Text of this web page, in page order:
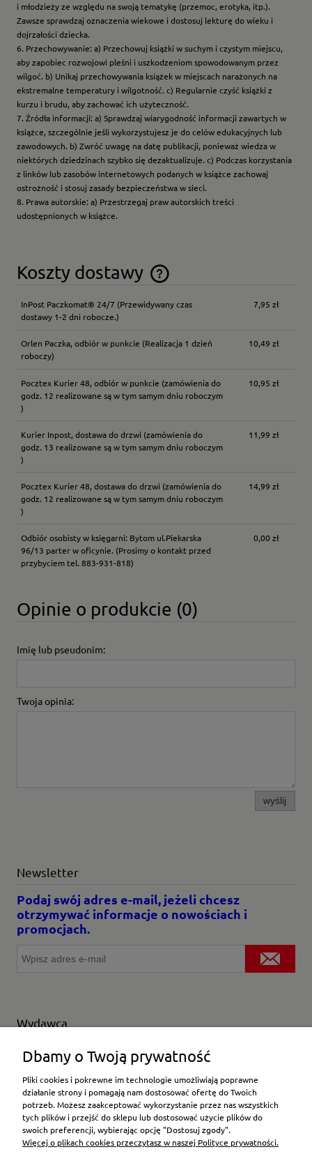
i młodzieży ze względu na swoją tematykę (przemoc, erotyka, itp.).
Zawsze sprawdzaj oznaczenia wiekowe i dostosuj lekturę do wieku i
dojrzałości dziecka.
6. Przechowywanie: a) Przechowuj książki w suchym i czystym miejscu,
aby zapobiec rozwojowi pleśni i uszkodzeniom spowodowanym przez
wilgoć. b) Unikaj przechowywania książek w miejscach narażonych na
ekstremalne temperatury i wilgotność. c) Regularnie czyść książki z
kurzu i brudu, aby zachować ich użyteczność.
7. Źródła informacji: a) Sprawdzaj wiarygodność informacji zawartych w
książce, szczególnie jeśli wykorzystujesz je do celów edukacyjnych lub
zawodowych. b) Zwróć uwagę na datę publikacji, ponieważ wiedza w
niektórych dziedzinach szybko się dezaktualizuje. c) Podczas korzystania
z linków lub zasobów internetowych podanych w książce zachowaj
ostrożność i stosuj zasady bezpieczeństwa w sieci.
8. Prawa autorskie: a) Przestrzegaj praw autorskich treści
udostępnionych w książce.
Koszty dostawy
Cena nie zawiera ewentualnych kosztów płatności
InPost Paczkomat® 24/7 (Przewidywany czas
dostawy 1-2 dni robocze.)
7,95 zł
Orlen Paczka, odbiór w punkcie (Realizacja 1 dzień
roboczy)
10,49 zł
Pocztex Kurier 48, odbiór w punkcie (zamówienia do
godz. 12 realizowane są w tym samym dniu roboczym
)
10,95 zł
Kurier Inpost, dostawa do drzwi (zamówienia do
godz. 13 realizowane są w tym samym dniu roboczym
)
11,99 zł
Pocztex Kurier 48, dostawa do drzwi (zamówienia do
godz. 12 realizowane są w tym samym dniu roboczym
)
14,99 zł
Odbiór osobisty w księgarni: Bytom ul.Piekarska
96/13 parter w oficynie. (Prosimy o kontakt przed
przybyciem tel. 883-931-818)
0,00 zł
Opinie o produkcie (0)
Imię lub pseudonim:
Twoja opinia:
wyślij
Newsletter
Podaj swój adres e-mail, jeżeli chcesz
otrzymywać informacje o nowościach i
promocjach.
Wydawca
Wybierz producenta
Moje konto
Płatności i dostawa
Dbamy o Twoją prywatność
Pliki cookies i pokrewne im technologie umożliwiają poprawne
działanie strony i pomagają nam dostosować ofertę do Twoich
potrzeb. Możesz zaakceptować wykorzystanie przez nas wszystkich
tych plików i przejść do sklepu lub dostosować użycie plików do
swoich preferencji, wybierając opcję "Dostosuj zgody".
Więcej o plikach cookies przeczytasz w naszej Polityce prywatności.